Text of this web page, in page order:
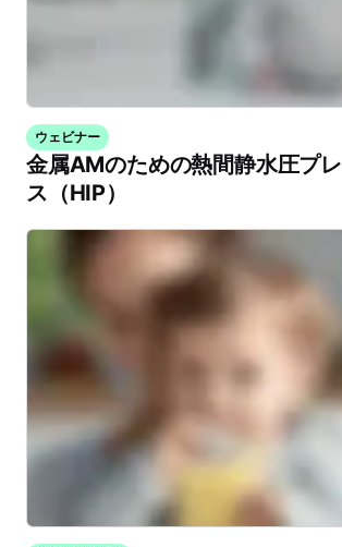
ウェビナー
金属AMのための熱間静水圧プレ
ス（HIP）